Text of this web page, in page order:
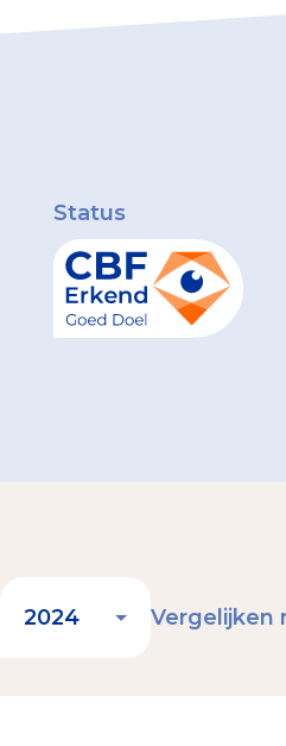
Status
Vergelijken